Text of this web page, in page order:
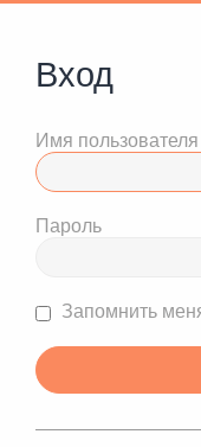
Вход
Имя пользователя
Пароль
Запомнить